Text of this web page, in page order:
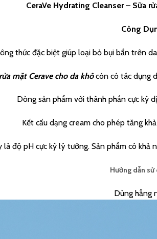
CeraVe Hydrating Cleanser – Sữa
Công
thức đặc biệt giúp loại bỏ bụi bẩn trên
mặt Cerave cho da khôcòn có tác dụng
Dòng sản phẩm với thành phần cực kỳ
Kết cấu dạng cream cho phép tăng
độ pH cực kỳ lý tưởng. Sản phẩm có
Hướng dẫn sử
Dùng hằng